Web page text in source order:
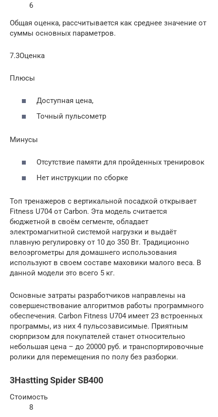
6
Общая оценка, рассчитывается как среднее значение от
суммы основных параметров.
7.3Оценка
Плюсы
Доступная цена,
Точный пульсометр
Минусы
Отсутствие памяти для пройденных тренировок
Нет инструкции по сборке
Топ тренажеров с вертикальной посадкой открывает
Fitness U704 от Carbon. Эта модель считается
бюджетной в своём сегменте, обладает
электромагнитной системой нагрузки и выдаёт
плавную регулировку от 10 до 350 Вт. Традиционно
велоэргометры для домашнего использования
используют в своем составе маховики малого веса. В
данной модели это всего 5 кг.
Основные затраты разработчиков направлены на
совершенствование алгоритмов работы программного
обеспечения. Carbon Fitness U704 имеет 23 встроенных
программы, из них 4 пульсозависимые. Приятным
сюрпризом для покупателей станет относительно
небольшая цена – до 20000 руб. и транспортировочные
ролики для перемещения по полу без разборки.
3Hastting Spider SB400
Стоимость
8